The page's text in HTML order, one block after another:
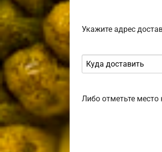
Укажите адрес
Либо отметьте место